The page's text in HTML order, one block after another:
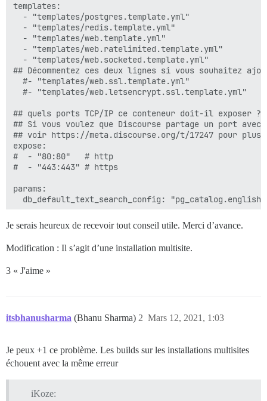
templates:
  - "templates/postgres.template.yml"
  - "templates/redis.template.yml"
  - "templates/web.template.yml"
  - "templates/web.ratelimited.template.yml"
  - "templates/web.socketed.template.yml"
## Décommentez ces deux lignes si vous souhaitez
  #- "templates/web.ssl.template.yml"
  #- "templates/web.letsencrypt.ssl.template.yml"
## quels ports TCP/IP ce conteneur doit-il exposer ?
## Si vous voulez que Discourse partage un port avec
## voir https://meta.discourse.org/t/17247 pour plus
expose:
#  - "80:80"   # http
#  - "443:443" # https
params:
  db_default_text_search_config: "pg_catalog.english"
## Définissez db_shared_buffers à un maximum de 25
## sera défini automatiquement par bootstrap en
  db_shared_buffers: "512MB"
  #db_work_mem: "40MB"
  # DISCOURSE_DEFAULT_LOCALE: fr
  UNICORN_WORKERS: 2
Je serais heureux de recevoir tout conseil utile. Merci d’avance.
Modification : Il s’agit d’une installation multisite.
3 « J'aime »
itsbhanusharma (Bhanu Sharma) Mars 12, 2021, 1:03
2
Je peux +1 ce problème. Les builds sur les installations multisites
échouent avec la même erreur
iKoze: